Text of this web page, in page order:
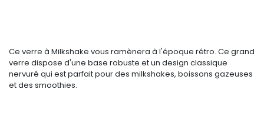
Ce verre à Milkshake vous ramènera à l'époque rétro. Ce grand
verre dispose d'une base robuste et un design classique
nervuré qui est parfait pour des milkshakes, boissons gazeuses
et des smoothies.